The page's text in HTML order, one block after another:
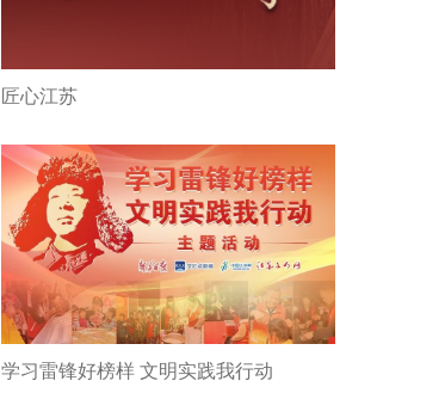
匠心江苏
学习雷锋好榜样 文明实践我行动